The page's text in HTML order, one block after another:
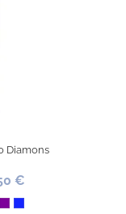
Diamons
€
MoradoAzul Royal